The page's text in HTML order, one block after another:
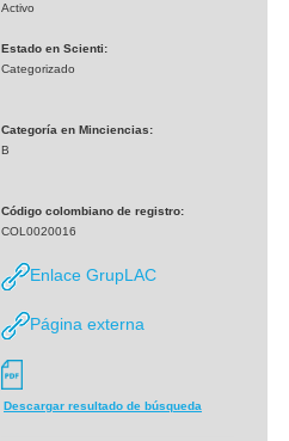
Activo
Estado en Scienti:
Categorizado
Categoría en Minciencias:
B
Código colombiano de registro:
COL0020016
Enlace GrupLAC
Página externa
Descargar resultado de búsqueda